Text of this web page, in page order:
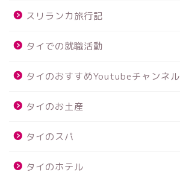
スリランカ旅行記
タイでの就職活動
タイのおすすめYoutubeチャンネル
タイのお土産
タイのスパ
タイのホテル